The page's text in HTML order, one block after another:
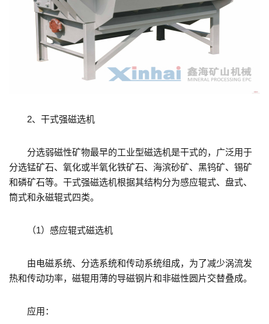
2、干式强磁选机
分选弱磁性矿物最早的工业型磁选机是干式的，广泛用于
分选锰矿石、氧化或半氧化铁矿石、海滨砂矿、黑钨矿、锡矿
和磷矿石等。干式强磁选机根据其结构分为感应辊式、盘式、
筒式和永磁辊式四类。
（1）感应辊式磁选机
由电磁系统、分选系统和传动系统组成，为了减少涡流发
热和传动功率，磁辊用薄的导磁钢片和非磁性圆片交替叠成。
应用：